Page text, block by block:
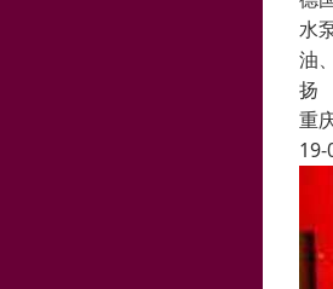
水
油
扬
重
19-